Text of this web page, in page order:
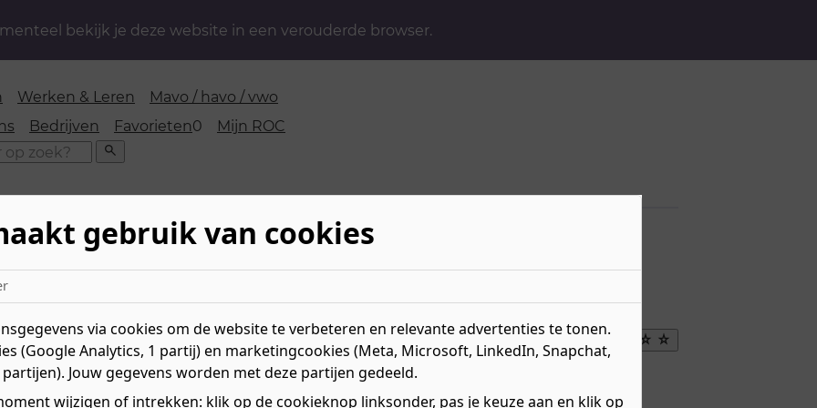
bekijk je deze website in een verouderde browser.
Werken & Leren
Mavo / havo / vwo
Bedrijven Favorieten0 favorieten
Mijn ROC
Zoeken
Transport en Logistiek » Autotechniek»
werktuigen
Maak
favoriet
Niveau 4 - Middenkader
Meer overniveau 4
gebruik van cookies
via cookies om de website te verbeteren en relevante advertenties te tonen.
(Google Analytics, 1 partij) en marketingcookies (Meta, Microsoft, LinkedIn, Snapchat,
Jouw gegevens worden met deze partijen gedeeld.
wijzigen of intrekken: klik op de cookieknop linksonder, pas je keuze aan en klik op